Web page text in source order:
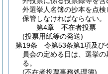
外選挙人名簿の抄本を点
保管しなければならない。
第4章
不在者投票
(投票用紙等の発送)
第19条
令第53条第1項及び
員会の定める日は、選挙
る。
(不在者投票事務処理簿)